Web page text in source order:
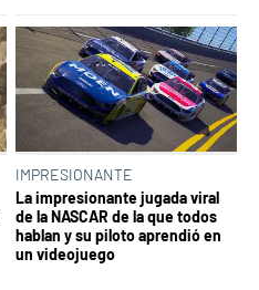
IMPRESIONANTE
La impresionante jugada viral
de la NASCAR de la que todos
hablan y su piloto aprendió en
un videojuego